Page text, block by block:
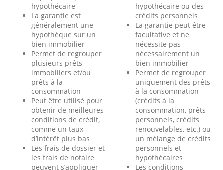
hypothécaire
La garantie est
généralement une
hypothèque sur un
bien immobilier
Permet de regrouper
plusieurs prêts
immobiliers et/ou
prêts à la
consommation
Peut être utilisé pour
obtenir de meilleures
conditions de crédit,
comme un taux
d’intérêt plus bas
Les frais de dossier et
les frais de notaire
peuvent s’appliquer
hypothécaire ou des
crédits personnels
La garantie peut être
facultative et ne
nécessite pas
nécessairement un
bien immobilier
Permet de regrouper
uniquement des prêts
à la consommation
(crédits à la
consommation, prêts
personnels, crédits
renouvelables, etc.) ou
un mélange de crédits
personnels et
hypothécaires
Les conditions